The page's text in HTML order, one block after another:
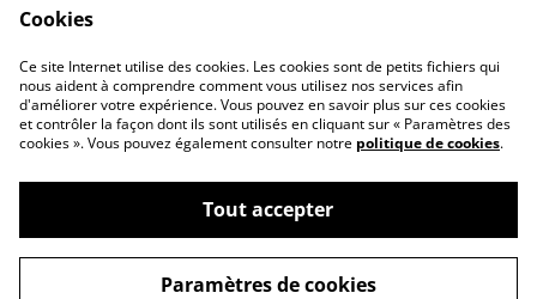
Politique de
confidentialité
Politique de cookies
©2026akhprodstudio.com
Cookies
Ce site Internet utilise des cookies. Les cookies sont de petits fichiers qui
nous aident à comprendre comment vous utilisez nos services afin
d'améliorer votre expérience. Vous pouvez en savoir plus sur ces cookies
et contrôler la façon dont ils sont utilisés en cliquant sur « Paramètres des
cookies ». Vous pouvez également consulter notre politique de cookies.
Tout accepter
Paramètres de cookies